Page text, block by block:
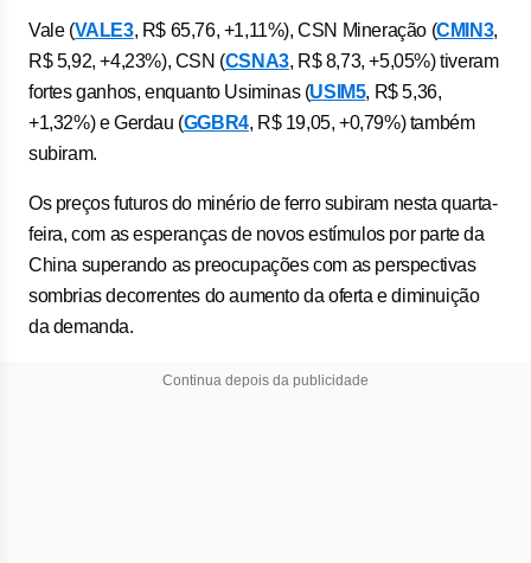
Vale (VALE3, R$ 65,76, +1,11%), CSN Mineração (CMIN3,
R$ 5,92, +4,23%), CSN (CSNA3, R$ 8,73, +5,05%) tiveram
fortes ganhos, enquanto Usiminas (USIM5, R$ 5,36,
+1,32%) e Gerdau (GGBR4, R$ 19,05, +0,79%) também
subiram.
Os preços futuros do minério de ferro subiram nesta quarta-
feira, com as esperanças de novos estímulos por parte da
China superando as preocupações com as perspectivas
sombrias decorrentes do aumento da oferta e diminuição
da demanda.
Continua depois da publicidade